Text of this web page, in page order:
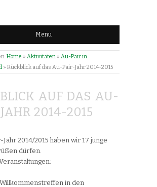
Menu
Home » Aktivitäten » Au-Pair in
» Rückblick auf das Au-Pair-Jahr 2014-2015
AUF DAS AU-
2014-2015
2014/2015 haben wir 17 junge
dürfen.
Willkommenstreffen in den